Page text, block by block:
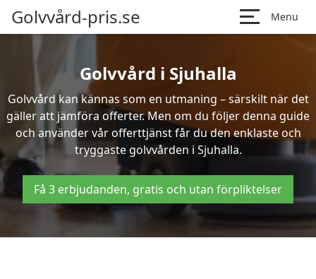
Golvvård-pris.se Menu
Golvvård i Sjuhalla
Golvvård kan kännas som en utmaning – särskilt när det
gäller att jämföra offerter. Men om du följer denna guide
och använder vår offerttjänst får du den enklaste och
tryggaste golvvården i Sjuhalla.
Få 3 erbjudanden, gratis och utan förpliktelser